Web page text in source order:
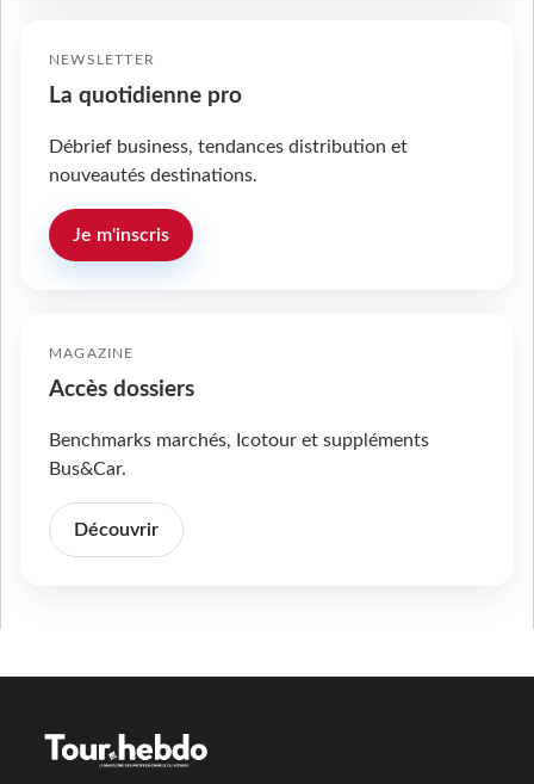
NEWSLETTER
La quotidienne pro
Débrief business, tendances distribution et
nouveautés destinations.
Je m'inscris
MAGAZINE
Accès dossiers
Benchmarks marchés, Icotour et suppléments
Bus&Car.
Découvrir